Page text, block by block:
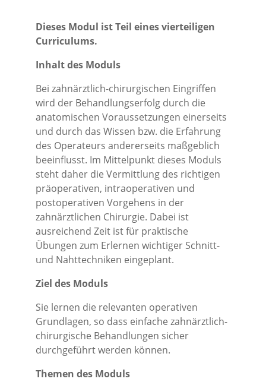
Dieses Modul ist Teil eines vierteiligen
Curriculums.
Inhalt des Moduls
Bei zahnärztlich-chirurgischen Eingriffen
wird der Behandlungserfolg durch die
anatomischen Voraussetzungen einerseits
und durch das Wissen bzw. die Erfahrung
des Operateurs andererseits maßgeblich
beeinflusst. Im Mittelpunkt dieses Moduls
steht daher die Vermittlung des richtigen
präoperativen, intraoperativen und
postoperativen Vorgehens in der
zahnärztlichen Chirurgie. Dabei ist
ausreichend Zeit ist für praktische
Übungen zum Erlernen wichtiger Schnitt-
und Nahttechniken eingeplant.
Ziel des Moduls
Sie lernen die relevanten operativen
Grundlagen, so dass einfache zahnärztlich-
chirurgische Behandlungen sicher
durchgeführt werden können.
Themen des Moduls